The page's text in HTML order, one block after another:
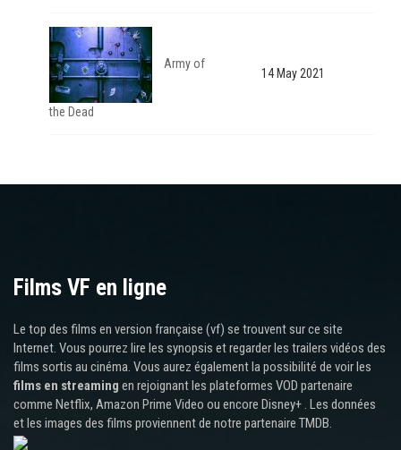
Army of
the Dead
14 May 2021
Films VF en ligne
Le top des films en version française (vf) se trouvent sur ce site
Internet. Vous pourrez lire les synopsis et regarder les trailers vidéos des
films sortis au cinéma. Vous aurez également la possibilité de voir les
films en streaming en rejoignant les plateformes VOD partenaire
comme Netflix, Amazon Prime Video ou encore Disney+ . Les données
et les images des films proviennent de notre partenaire TMDB.